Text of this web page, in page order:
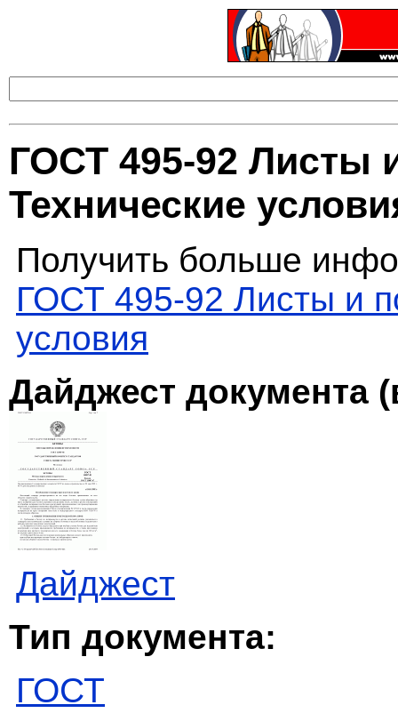
ГОСТ 495-92 Листы
Технические
Получить больше
ГОСТ 495-92 Листы и
условия
Дайджест документа
Дайджест
Тип документа:
ГОСТ